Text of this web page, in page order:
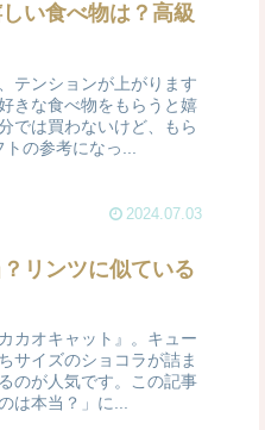
い食べ物は？高級
テンションが上がります
きな食べ物をもらうと嬉
では買わないけど、もら
の参考になっ...
2024.07.03
リンツに似ている
カオキャット』。キュー
サイズのショコラが詰ま
のが人気です。この記事
は本当？」に...